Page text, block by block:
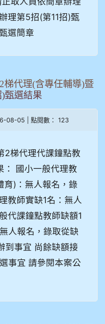
理第5招(第11招)甄
選簡章
梯代理(含專任輔導)暨
甄選結果
08-05 | 點閱數： 123
2梯代理代課鐘點教
： 國小一般代理教
育)：無人報名，錄
教師實缺1名：無人
代課鐘點教師缺額1
人報名，錄取從缺
到事宜 尚餘缺額接
事宜 請參閱本案公